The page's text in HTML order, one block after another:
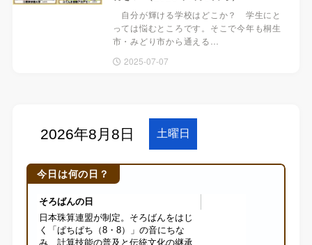
自分が輝ける学校はどこか？ 学生にと
っては悩むところです。そこで今年も桐生
市・みどり市から通える…
2025-07-07
今日は何の日？